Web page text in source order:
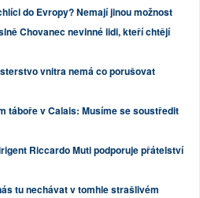
do Evropy? Nemají jinou možnost
Chovanec nevinné lidi, kteří chtějí
vnitra nemá co porušovat
táboře v Calais: Musíme se soustředit
Riccardo Muti podporuje přátelství
tu nechávat v tomhle strašlivém